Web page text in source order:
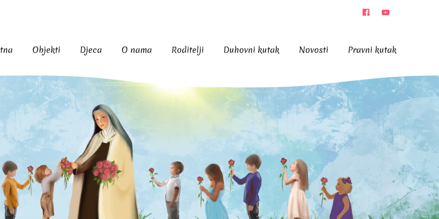
Objekti Djeca O nama Roditelji Duhovni kutak Novosti Pravni kutak